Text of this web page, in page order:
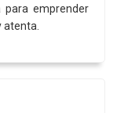
para emprender
atenta.